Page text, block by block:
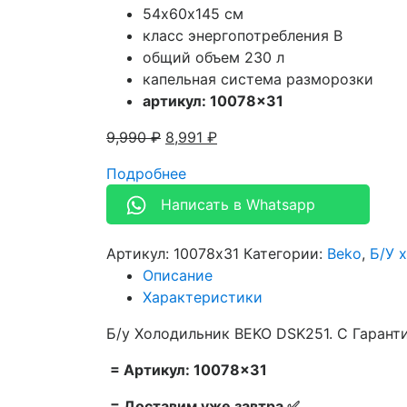
54х60х145 см
класс энергопотребления В
общий объем 230 л
капельная система разморозки
артикул: 10078×31
9,990₽ 8,991 ₽
Подробнее
Написать в Whatsapp
Артикул: 10078x31 Категории: Beko, Б/У
Описание
Характеристики
Б/у Холодильник BEKO DSK251. С
= Артикул: 10078×31